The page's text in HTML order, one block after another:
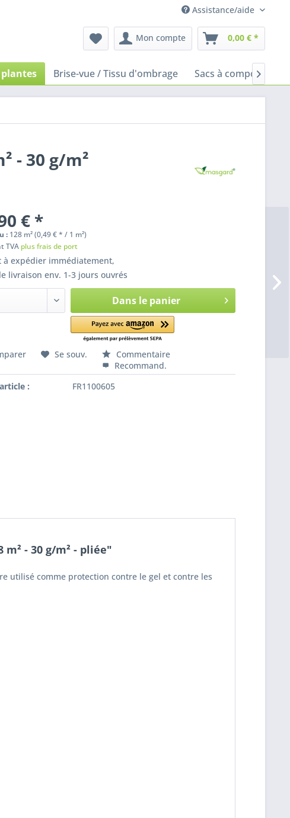
Assistance/aide
Mon compte 0,00 € *
Brise-vue / Tissu d'ombrage Sacs à compost

- 30 g/m²
€ *
: 128 m² (0,49 € * / 1 m²)
TVA plus frais de port
à expédier immédiatement,
livraison env. 1-3 jours ouvrés
Dans le panier
Se souv.
Commentaire
Recommand.
:
FR1100605
- 30 g/m² - pliée"
utilisé comme protection contre le gel et contre les